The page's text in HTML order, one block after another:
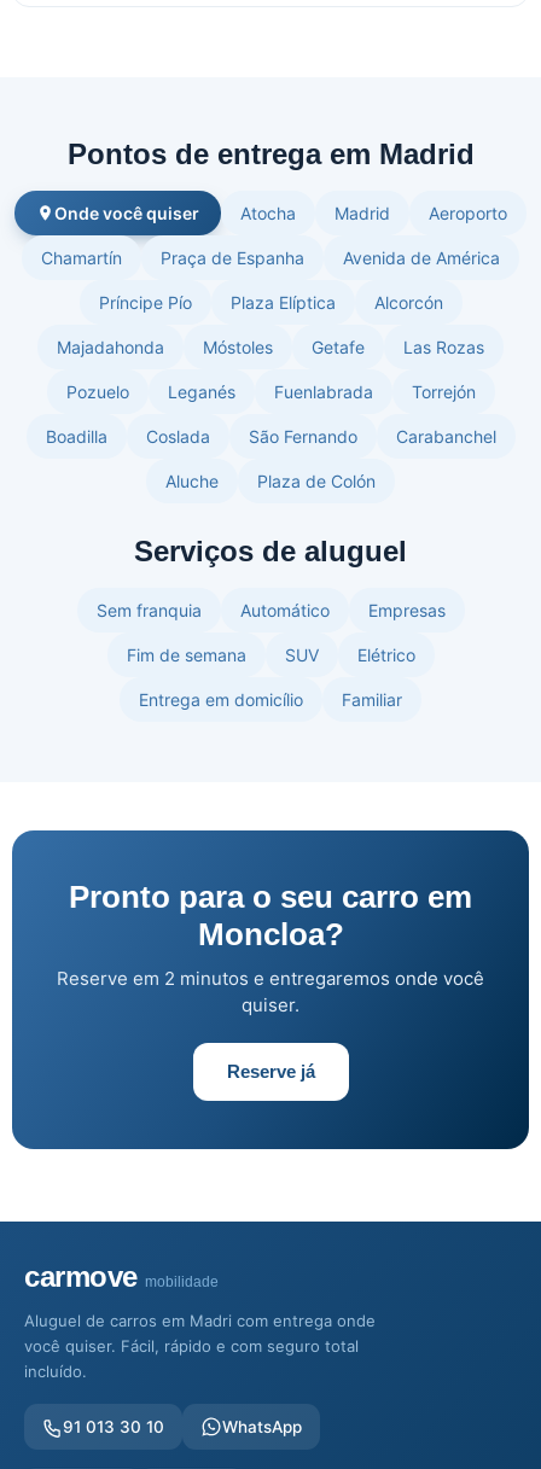
Pontos de entrega em Madrid
Onde você quiser Atocha Madrid Aeroporto
Chamartín Praça de Espanha Avenida de América
Príncipe Pío Plaza Elíptica Alcorcón
Majadahonda Móstoles Getafe Las Rozas
Pozuelo Leganés Fuenlabrada Torrejón
Boadilla Coslada São Fernando Carabanchel
Aluche Plaza de Colón
Serviços de aluguel
Sem franquia Automático Empresas
Fim de semana SUV Elétrico
Entrega em domicílio Familiar
Pronto para o seu carro em
Moncloa?
Reserve em 2 minutos e entregaremos onde você
quiser.
Reserve já
carmove mobilidade
Aluguel de carros em Madri com entrega onde
você quiser. Fácil, rápido e com seguro total
incluído.
91 013 30 10 WhatsApp